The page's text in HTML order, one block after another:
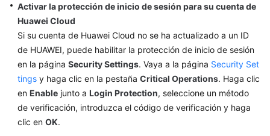
consultar
versión
en
inglés.
What's
New
Best
Activar la protección de inicio de sesión para su cuenta de
Huawei Cloud
Si su cuenta de Huawei Cloud no se ha actualizado a un ID
de HUAWEI, puede habilitar la protección de inicio de sesión
en la página Security Settings. Vaya a la página Security Set
tings y haga clic en la pestaña Critical Operations. Haga clic
en Enable junto a Login Protection, seleccione un método
de verificación, introduzca el código de verificación y haga
clic en OK.